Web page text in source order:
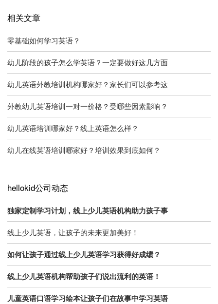
相关文章
零基础如何学习英语？
幼儿阶段的孩子怎么学英语？一定要做好这几方面
幼儿英语外教培训机构哪家好？家长们可以参考这
外教幼儿英语培训一对一价格？受哪些因素影响？
幼儿英语培训哪家好？线上英语怎么样？
幼儿在线英语培训哪家好？培训效果到底如何？
hellokid公司动态
独家定制学习计划，线上少儿英语机构助力孩子事
线上少儿英语，让孩子的未来更加美好！
如何让孩子通过线上少儿英语学习获得好成绩？
线上少儿英语机构帮助孩子们说出流利的英语！
儿童英语口语学习绘本让孩子们在故事中学习英语